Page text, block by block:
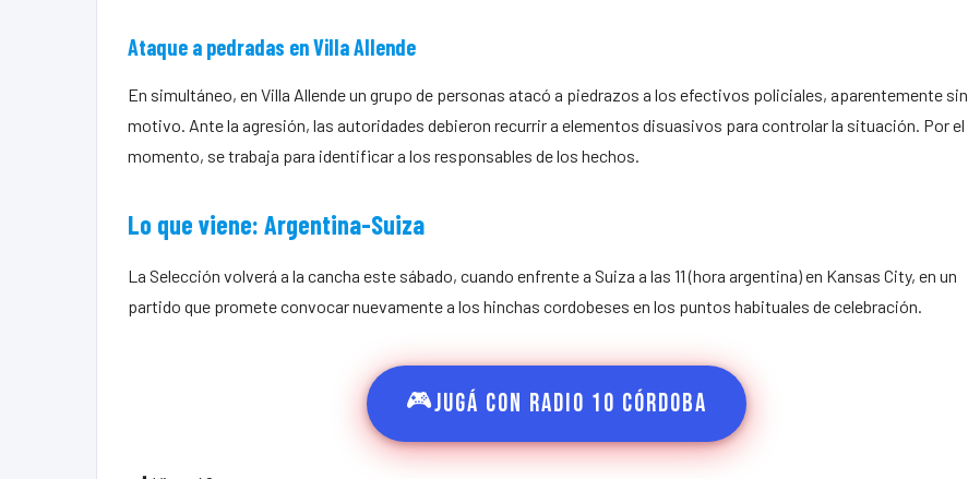
Ataque a pedradas en Villa Allende
En simultáneo, en Villa Allende un grupo de personas atacó a piedrazos a los efectivos policiales, aparentemente sin
motivo. Ante la agresión, las autoridades debieron recurrir a elementos disuasivos para controlar la situación. Por el
momento, se trabaja para identificar a los responsables de los hechos.
Lo que viene: Argentina-Suiza
La Selección volverá a la cancha este sábado, cuando enfrente a Suiza a las 11 (hora argentina) en Kansas City, en un
partido que promete convocar nuevamente a los hinchas cordobeses en los puntos habituales de celebración.
🎮Jugá con Radio 10 Córdoba